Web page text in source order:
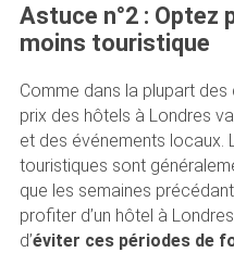
Astuce n°2 : Optez
moins touristique
Comme dans la plupart
prix des hôtels à Londres
et des événements locaux.
touristiques sont
que les semaines
profiter d’un hôtel à
d’éviter ces périodes de